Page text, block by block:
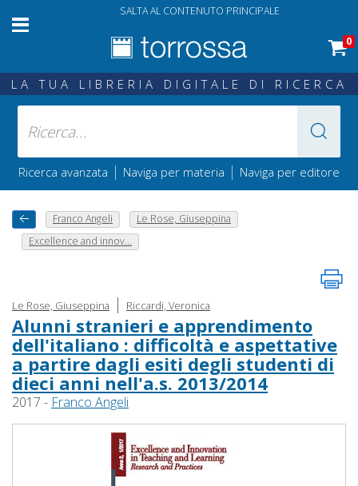
SALTA AL CONTENUTO PRINCIPALE
0
LA TUA LIBRERIA DIGITALE DI RICERCA
Ricerca avanzata | Naviga per materia | Naviga per editore
Franco Angeli
Le Rose, Giuseppina
Excellence and innov...
Le Rose, Giuseppina | Riccardi, Veronica
Alunni stranieri e apprendimento
dell'italiano : difficoltà e aspettative
a partire dagli esiti degli studenti di
dieci anni nell'a.s. 2013/2014
2017 - Franco Angeli